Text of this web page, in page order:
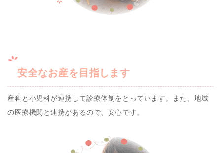
安全なお産を目指します
産科と小児科が連携して診療体制をとっています。また、地域
の医療機関と連携があるので、安心です。